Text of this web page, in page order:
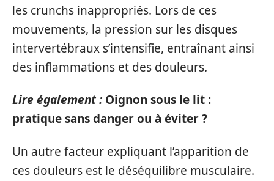
les crunchs inappropriés. Lors de ces
mouvements, la pression sur les disques
intervertébraux s’intensifie, entraînant ainsi
des inflammations et des douleurs.
Lire également : Oignon sous le lit :
pratique sans danger ou à éviter ?
Un autre facteur expliquant l’apparition de
ces douleurs est le déséquilibre musculaire.